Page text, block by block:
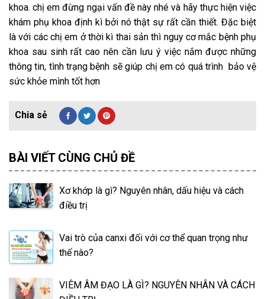
khoa. chị em đừng ngại vấn đề này nhé và hãy thực hiện việc
khám phụ khoa định kì bởi nó thật sự rất cần thiết. Đặc biệt
là với các chị em ở thời kì thai sản thì nguy cơ mắc bệnh phụ
khoa sau sinh rất cao nên cần lưu ý việc nắm được những
thông tin, tình trạng bệnh sẽ giúp chị em có quá trình bảo vệ
sức khỏe mình tốt hơn
BÀI VIẾT CÙNG CHỦ ĐỀ
Xơ khớp là gì? Nguyên nhân, dấu hiệu và cách
điều trị
Vai trò của canxi đối với cơ thể quan trọng như
thế nào?
VIÊM ÂM ĐẠO LÀ GÌ? NGUYÊN NHÂN VÀ CÁCH